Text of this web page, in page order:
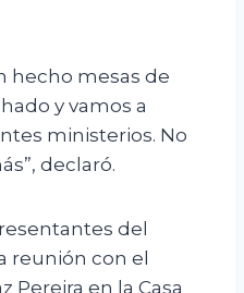
hecho mesas de
y vamos a
ministerios. No
declaró.
del
reunión con el
Pereira en la Casa